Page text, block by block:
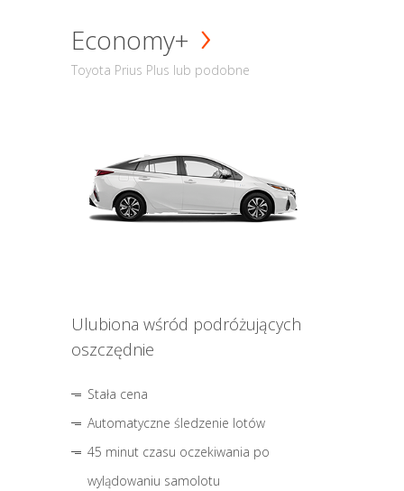
Economy+
Toyota Prius Plus lub podobne
Ulubiona wśród podróżujących
oszczędnie
Stała cena
Automatyczne śledzenie lotów
45 minut czasu oczekiwania po
wylądowaniu samolotu